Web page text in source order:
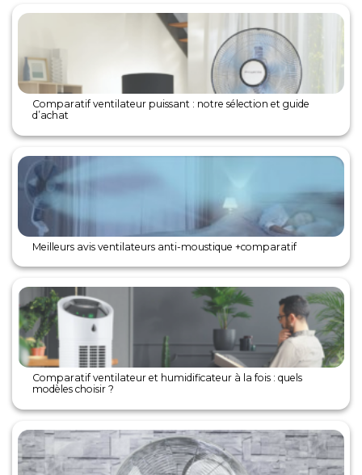
Comparatif ventilateur puissant : notre sélection et guide
d’achat
Meilleurs avis ventilateurs anti-moustique +comparatif
Comparatif ventilateur et humidificateur à la fois : quels
modèles choisir ?